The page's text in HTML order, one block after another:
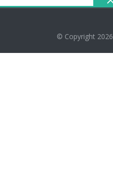
© Copyright 2026